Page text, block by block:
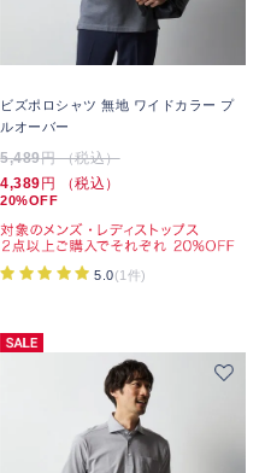
ビズポロシャツ 無地 ワイドカラー プ
ルオーバー
5,489円 （税込）
4,389円 （税込）
20%OFF
5.0(1件)